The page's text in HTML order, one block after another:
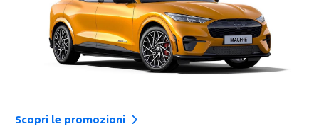
Scopri le promozioni